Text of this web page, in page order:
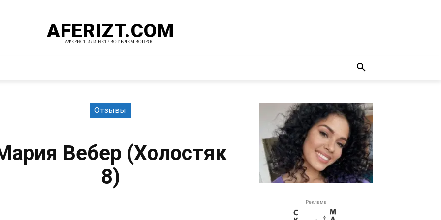
AFERIZT.COM
АФЕРИСТ ИЛИ НЕТ? ВОТ В ЧЕМ ВОПРОС!
Отзывы
Вебер (Холостяк
8)
Реклама